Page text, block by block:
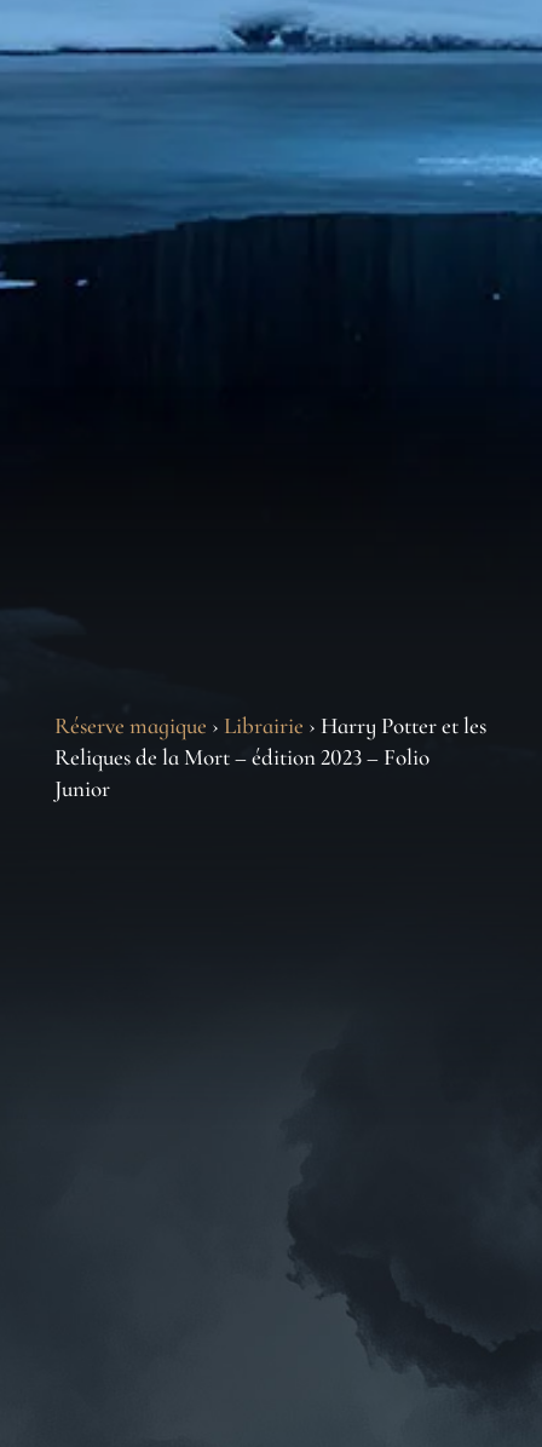
Réserve magique › Librairie › Harry Potter et les
Reliques de la Mort – édition 2023 – Folio
Junior